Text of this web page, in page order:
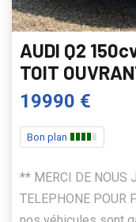
AUDI Q2
TOIT
19990 €
Bon plan
** MERCI DE NOUS
TELEPHONE POUR